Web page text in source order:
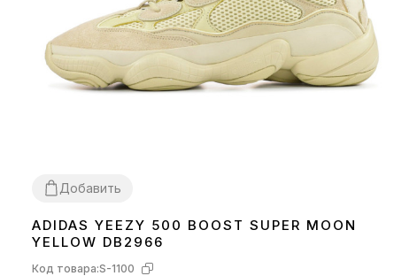
Добавить
36 3740
ADIDAS YEEZY 500 BOOST SUPER MOON
YELLOW DB2966
Код товара:S-1100